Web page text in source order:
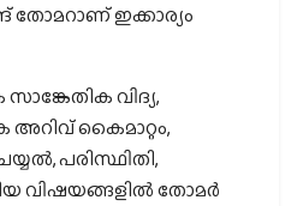
തോമറാണ് ഇക്കാര്യം
വിദ്യ,
അറിവ് കൈമാറ്റം,
പരിസ്ഥിതി,
വിഷയങ്ങളില്‍ തോമര്‍